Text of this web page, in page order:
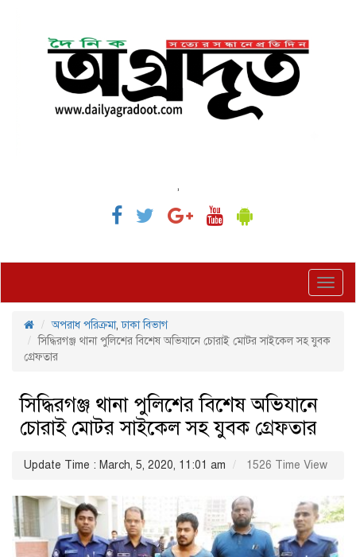
,
অপরাধ পরিক্রমা,ঢাকা বিভাগ
সিদ্ধিরগঞ্জ থানা পুলিশের বিশেষ অভিযানে চোরাই মোটর সাইকেল সহ যুবক
গ্রেফতার
সিদ্ধিরগঞ্জ থানা পুলিশের বিশেষ অভিযানে
চোরাই মোটর সাইকেল সহ যুবক গ্রেফতার
Update Time : March, 5, 2020, 11:01 am 1526 Time View